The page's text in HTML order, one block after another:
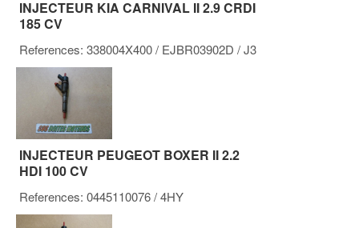
INJECTEUR KIA CARNIVAL II 2.9 CRDI
185 CV
References: 338004X400/ EJBR03902D / J3
INJECTEUR PEUGEOT BOXER II 2.2
HDI 100 CV
References: 0445110076/ 4HY